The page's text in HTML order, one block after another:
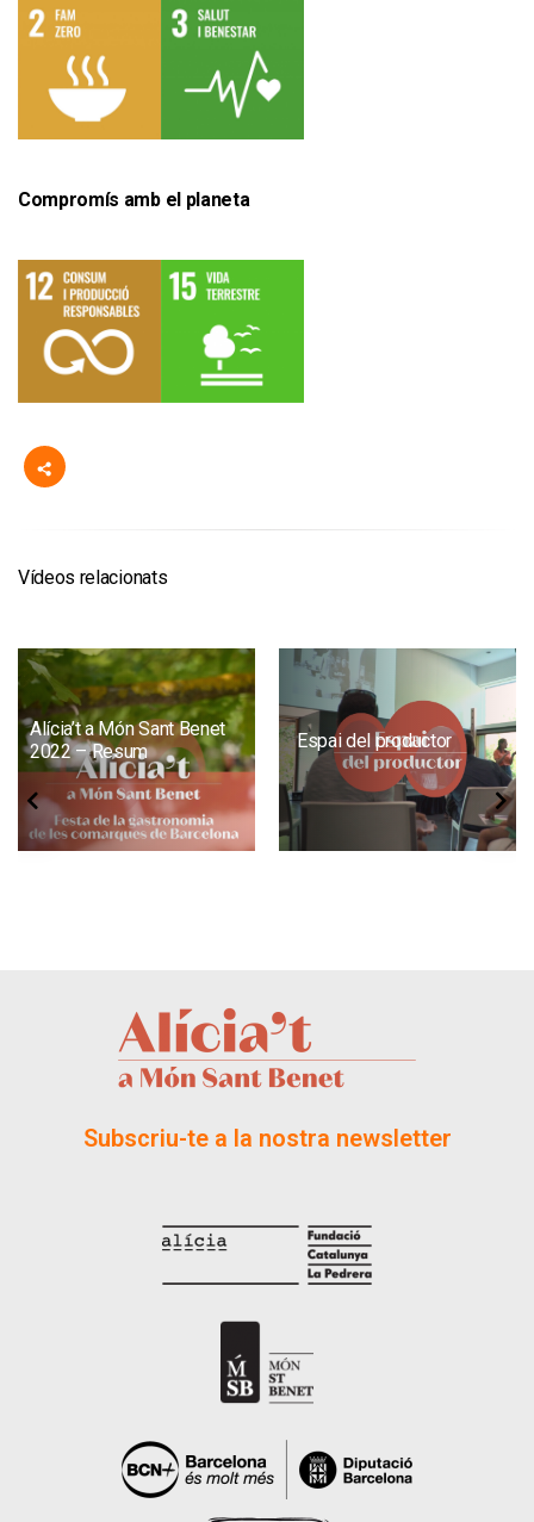
Compromís amb el planeta
Vídeos relacionats
Alícia’t a Món Sant Benet
2022 – Resum
Espai del productor
Subscriu-te a la nostra newsletter